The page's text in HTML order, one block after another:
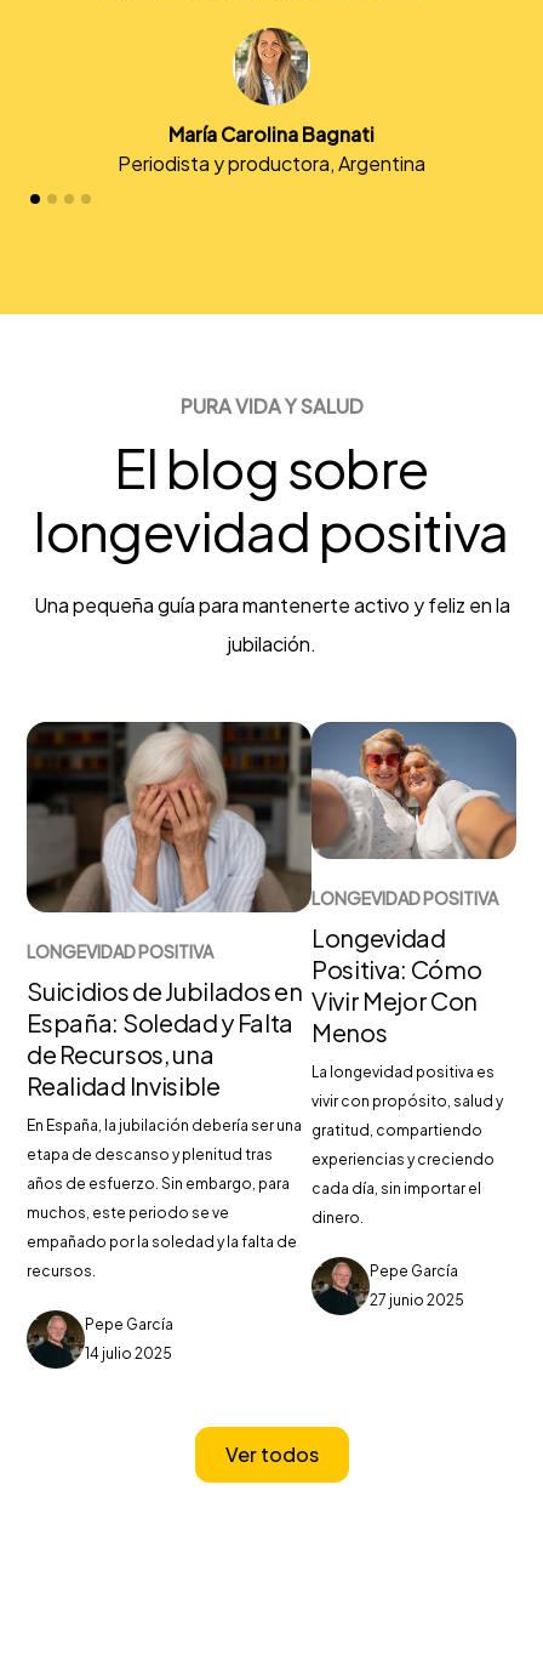
María Carolina Bagnati
Periodista y productora, Argentina
PURA VIDA Y SALUD
El blog sobre
longevidad positiva
Una pequeña guía para mantenerte activo y feliz en la
jubilación.
LONGEVIDAD POSITIVA
Suicidios de Jubilados en
España: Soledad y Falta
de Recursos, una
Realidad Invisible
En España, la jubilación debería ser una
etapa de descanso y plenitud tras
años de esfuerzo. Sin embargo, para
muchos, este periodo se ve
empañado por la soledad y la falta de
recursos.
Pepe García
14 julio 2025
LONGEVIDAD POSITIVA
Longevidad
Positiva: Cómo
Vivir Mejor Con
Menos
La longevidad positiva es
vivir con propósito, salud y
gratitud, compartiendo
experiencias y creciendo
cada día, sin importar el
dinero.
Pepe García
27 junio 2025
Ver todos